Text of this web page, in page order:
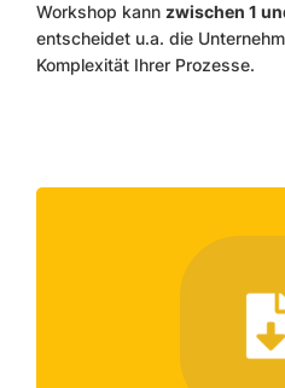
Workshop kann zwischen 1
entscheidet u.a. die
Komplexität Ihrer Prozesse.